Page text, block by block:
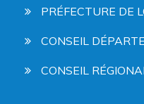
PRÉFECTURE DE
CONSEIL
CONSEIL